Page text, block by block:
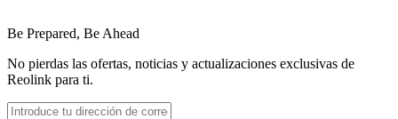
Be Prepared, Be Ahead
No pierdas las ofertas, noticias y actualizaciones exclusivas de
Reolink para ti.